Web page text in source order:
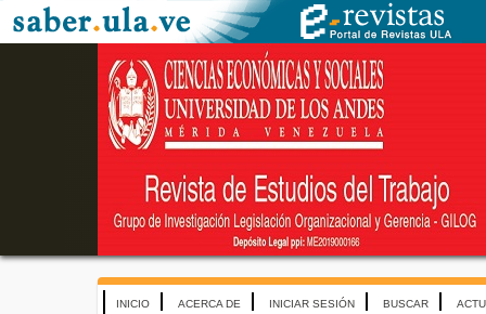
INICIO ACERCA DE INICIAR SESIÓN BUSCAR